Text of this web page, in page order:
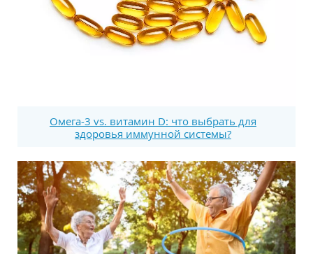
Омега-3 vs. витамин D: что выбрать для
здоровья иммунной системы?